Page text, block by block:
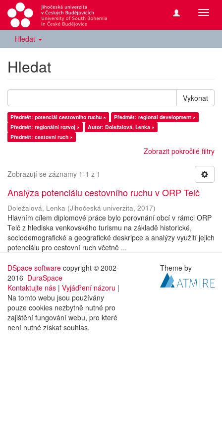
Hledat
Hledat
Vykonat
Předmět: potenciál cestovního ruchu ×
Předmět: regional development ×
Předmět: regionální rozvoj ×
Autor: Doležalová, Lenka ×
Předmět: cestovní ruch ×
Zobrazit pokročilé filtry
Zobrazují se záznamy 1-1 z 1
Analýza potenciálu cestovního ruchu v ORP Telč
Doležalová, Lenka (Jihočeská univerzita, 2017)
Hlavním cílem diplomové práce bylo porovnání obcí v rámci ORP
Telč z hlediska venkovského turismu na základě historické,
sociodemografické a geografické deskripce a analýzy využití jejich
potenciálu pro cestovní ruch včetně ...
DSpace software copyright © 2002-
2016 DuraSpace
Kontaktujte nás | Vyjádření názoru |
Na tomto webu jsou používány
pouze cookies nezbytně nutné pro
zajištění fungování webu, pro které
není nutné získat souhlas.
Theme by